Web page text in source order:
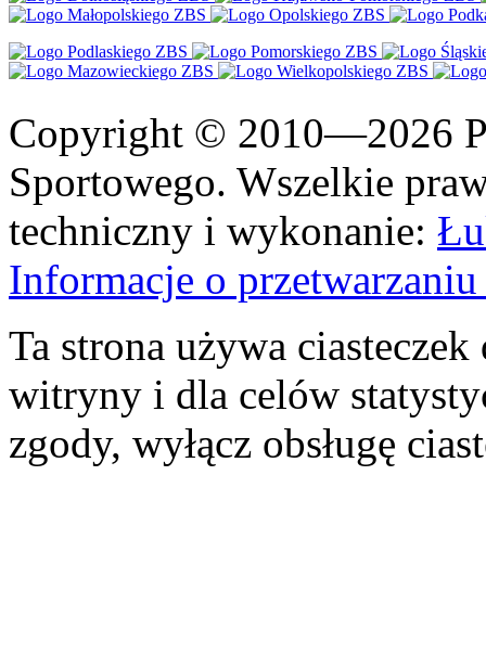
Copyright © 2010—2026
Sportowego. Wszelkie
techniczny i wykonanie:
Informacje o
Ta strona używa
witryny i dla celów
zgody, wyłącz obsługę